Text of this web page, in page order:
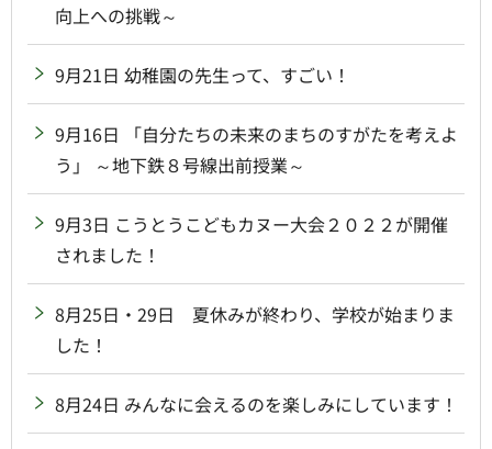
向上への挑戦～
9月21日 幼稚園の先生って、すごい！
9月16日 「自分たちの未来のまちのすがたを考えよ
う」 ～地下鉄８号線出前授業～
9月3日 こうとうこどもカヌー大会２０２２が開催
されました！
8月25日・29日 夏休みが終わり、学校が始まりま
した！
8月24日 みんなに会えるのを楽しみにしています！